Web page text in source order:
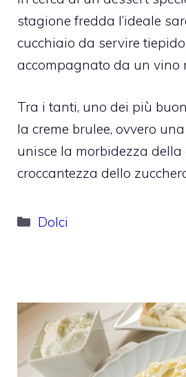
stagione fredda l’ideale
cucchiaio da servire
accompagnato da un vino
Tra i tanti, uno dei più
la creme brulee, ovvero
unisce la morbidezza della
croccantezza dello
Categorie
Dolci